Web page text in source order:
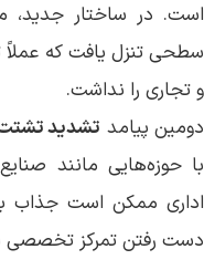
است. در ساختار جدید،
سطحی تنزل یافت که عملاً
و تجاری را نداشت.
دومین پیامد تشدید
با حوزه‌هایی مانند
اداری ممکن است جذاب
دست رفتن تمرکز تخصصی